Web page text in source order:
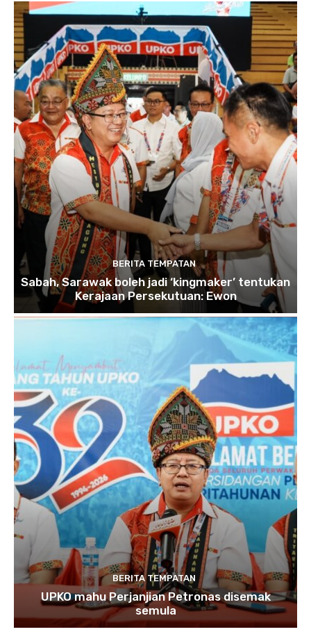
BERITA TEMPATAN
Sabah, Sarawak boleh jadi ‘kingmaker’ tentukan
Kerajaan Persekutuan: Ewon
BERITA TEMPATAN
UPKO mahu Perjanjian Petronas disemak
semula